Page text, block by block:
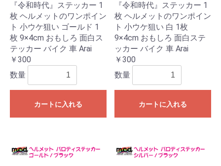
『令和時代』ステッカー 1
枚 ヘルメットのワンポイン
ト 小ウケ狙い ゴールド 1
枚 9×4cm おもしろ 面白ス
テッカー バイク 車 Arai
￥300
数量
カートに入れる
『令和時代』ステッカー 1
枚 ヘルメットのワンポイン
ト 小ウケ狙い 白 1枚
9×4cm おもしろ 面白ステ
ッカー バイク 車 Arai
￥300
数量
カートに入れる